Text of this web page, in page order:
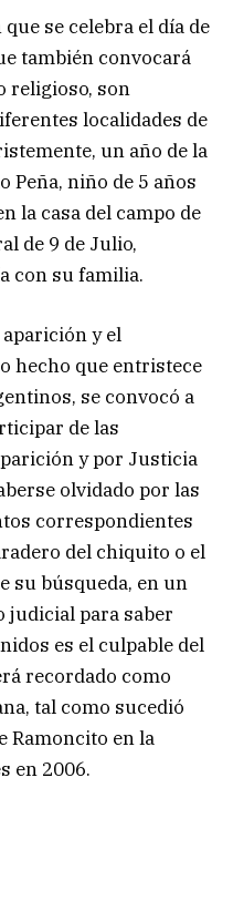
se celebra el día de
también convocará
religioso, son
localidades de
un año de la
Peña, niño de 5 años
la casa del campo de
de 9 de Julio,
con su familia.
y el
hecho que entristece
se convocó a
de las
y por Justicia
olvidado por las
correspondientes
del chiquito o el
su búsqueda, en un
judicial para saber
es el culpable del
recordado como
tal como sucedió
Ramoncito en la
en 2006.